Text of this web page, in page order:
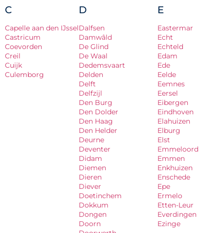
C
Capelle aan den IJssel
Castricum
Coevorden
Creil
Cuijk
Culemborg
D
Dalfsen
Damwâld
De Glind
De Waal
Dedemsvaart
Delden
Delft
Delfzijl
Den Burg
Den Dolder
Den Haag
Den Helder
Deurne
Deventer
Didam
Diemen
Dieren
Diever
Doetinchem
Dokkum
Dongen
Doorn
E
Eastermar
Echt
Echteld
Edam
Ede
Eelde
Eemnes
Eersel
Eibergen
Eindhoven
Elahuizen
Elburg
Elst
Emmeloord
Emmen
Enkhuizen
Enschede
Epe
Ermelo
Etten-Leur
Everdingen
Ezinge